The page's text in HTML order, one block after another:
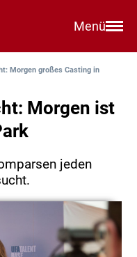
Menü
Morgen großes Casting in
Morgen ist
jeden